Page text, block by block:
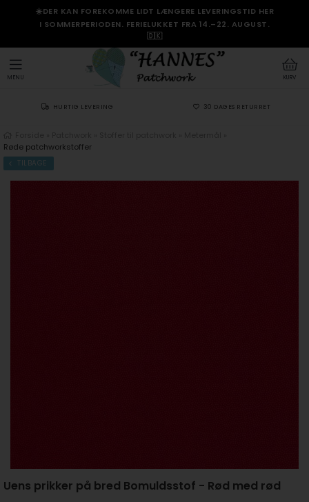
☀️DER KAN FOREKOMME LIDT LÆNGERE LEVERINGSTID HER
I SOMMERPERIODEN. FERIELUKKET FRA 14.–22. AUGUST.
🇩🇰
KURV
MENU
HURTIG LEVERING 30 DAGES RETURRET
Røde patchworkstoffer
TILBAGE
Uens prikker på bred Bomuldsstof - Rød med rød